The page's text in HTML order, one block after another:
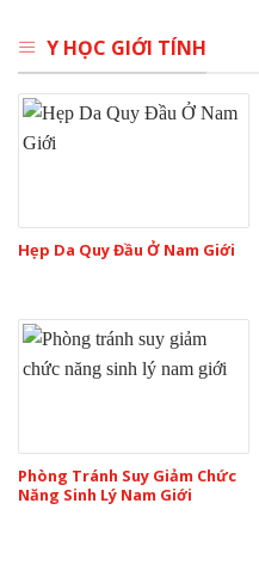
Y HỌC GIỚI TÍNH
Hẹp Da Quy Đầu Ở Nam Giới
Phòng Tránh Suy Giảm Chức
Năng Sinh Lý Nam Giới